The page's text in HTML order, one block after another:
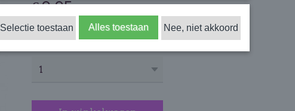
€ 9,95
✓Op voorraad
Selectie toestaan Alles toestaan Nee, niet akkoord